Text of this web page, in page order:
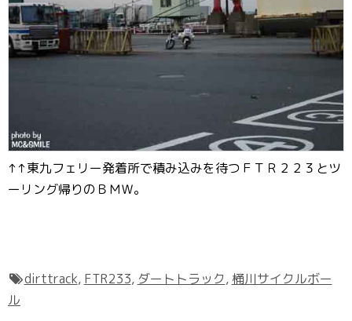
↑↑東九フェリー発着所で積み込みを待つＦＴＲ２２３とツ
ーリング帰りのＢＭＷ。
dirttrack, FTR233, ダートトラック, 桶川サイクルボー
ル